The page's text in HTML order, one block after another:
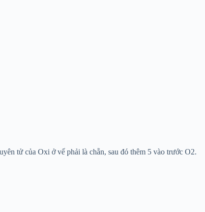
tử của Oxi ở vế phải là chẵn, sau đó thêm 5 vào trước O2.